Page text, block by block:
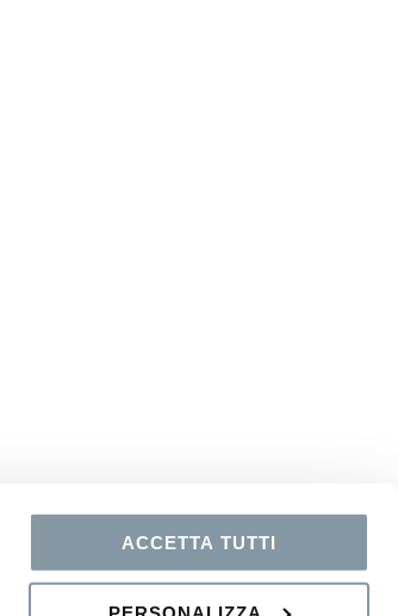
ACCETTA TUTTI